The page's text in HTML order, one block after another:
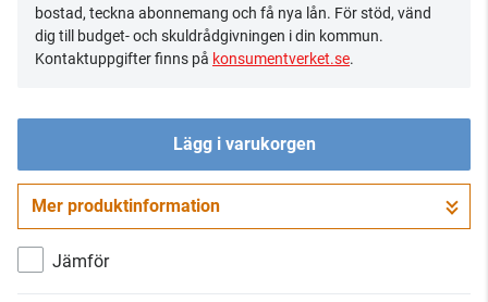
bostad, teckna abonnemang och få nya lån. För stöd, vänd
dig till budget- och skuldrådgivningen i din kommun.
Kontaktuppgifter finns på konsumentverket.se.
Lägg i varukorgen
Gå till kassan
Mer produktinformation
Jämför